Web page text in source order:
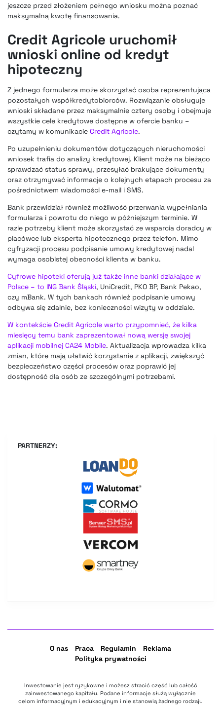
jeszcze przed złożeniem pełnego wniosku można poznać
maksymalną kwotę finansowania.
Credit Agricole uruchomił
wnioski online od kredyt
hipoteczny
Z jednego formularza może skorzystać osoba reprezentująca
pozostałych współkredytobiorców. Rozwiązanie obsługuje
wnioski składane przez maksymalnie cztery osoby i obejmuje
wszystkie cele kredytowe dostępne w ofercie banku –
czytamy w komunikacie Credit Agricole.
Po uzupełnieniu dokumentów dotyczących nieruchomości
wniosek trafia do analizy kredytowej. Klient może na bieżąco
sprawdzać status sprawy, przesyłać brakujące dokumenty
oraz otrzymywać informacje o kolejnych etapach procesu za
pośrednictwem wiadomości e-mail i SMS.
Bank przewidział również możliwość przerwania wypełniania
formularza i powrotu do niego w późniejszym terminie. W
razie potrzeby klient może skorzystać ze wsparcia doradcy w
placówce lub eksperta hipotecznego przez telefon. Mimo
cyfryzacji procesu podpisanie umowy kredytowej nadal
wymaga osobistej obecności klienta w banku.
Cyfrowe hipoteki oferują już także inne banki działające w
Polsce – to ING Bank Śląski, UniCredit, PKO BP, Bank Pekao,
czy mBank. W tych bankach również podpisanie umowy
odbywa się zdalnie, bez konieczności wizyty w oddziale.
W kontekście Credit Agricole warto przypomnieć, że kilka
miesięcy temu bank zaprezentował nową wersję swojej
aplikacji mobilnej CA24 Mobile. Aktualizacja wprowadza kilka
zmian, które mają ułatwić korzystanie z aplikacji, zwiększyć
bezpieczeństwo części procesów oraz poprawić jej
dostępność dla osób ze szczególnymi potrzebami.
PARTNERZY:
O nas Praca Regulamin
Reklama
Polityka prywatności
Inwestowanie jest ryzykowne i możesz stracić część lub całość
zainwestowanego kapitału. Podane informacje służą wyłącznie
celom informacyjnym i edukacyjnym i nie stanowią żadnego rodzaju